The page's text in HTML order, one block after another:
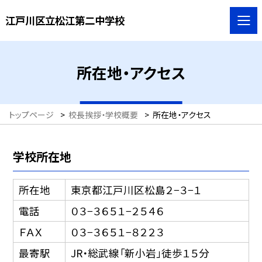
江戸川区立松江第二中学校
所在地・アクセス
トップページ > 校長挨拶・学校概要 > 所在地・アクセス
学校所在地
所在地
東京都江戸川区松島２−３−１
電話
０３−３６５１−２５４６
ＦＡＸ
０３−３６５１−８２２３
最寄駅
JR・総武線「新小岩」徒歩１５分